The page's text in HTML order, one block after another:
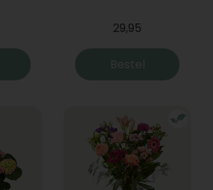
29,95
Bestel